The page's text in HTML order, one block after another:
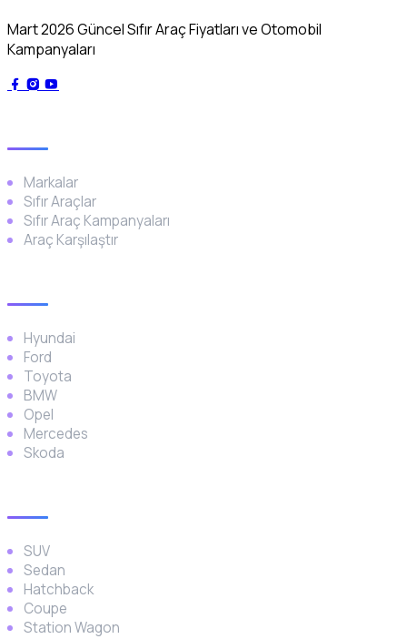
Mart 2026 Güncel Sıfır Araç Fiyatları ve Otomobil
Kampanyaları
Markalar
Sıfır Araçlar
Sıfır Araç Kampanyaları
Araç Karşılaştır
Hyundai
Ford
Toyota
BMW
Opel
Mercedes
Skoda
SUV
Sedan
Hatchback
Coupe
Station Wagon